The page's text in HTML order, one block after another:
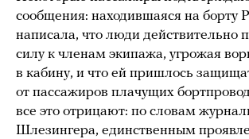
сообщения: находившаяся на борту
написала, что люди действительно
силу к членам экипажа, угрожая
в кабину, и что ей пришлось
от пассажиров плачущих
все это отрицают: по словам
Шлезингера, единственным